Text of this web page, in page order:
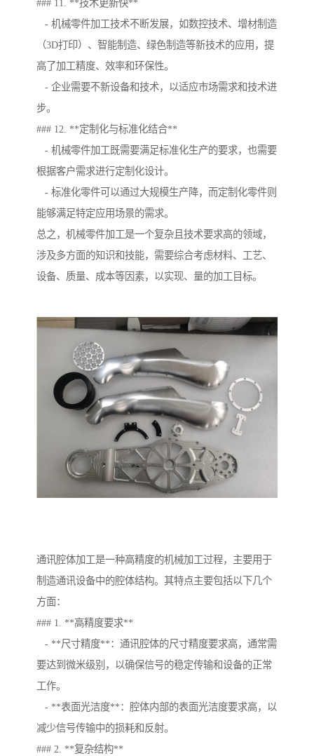
### 11. **技术更新快**
- 机械零件加工技术不断发展，如数控技术、增材制造
（3D打印）、智能制造、绿色制造等新技术的应用，提
高了加工精度、效率和环保性。
- 企业需要不新设备和技术，以适应市场需求和技术进
步。
### 12. **定制化与标准化结合**
- 机械零件加工既需要满足标准化生产的要求，也需要
根据客户需求进行定制化设计。
- 标准化零件可以通过大规模生产降，而定制化零件则
能够满足特定应用场景的需求。
总之，机械零件加工是一个复杂且技术要求高的领域，
涉及多方面的知识和技能，需要综合考虑材料、工艺、
设备、质量、成本等因素，以实现、量的加工目标。
通讯腔体加工是一种高精度的机械加工过程，主要用于
制造通讯设备中的腔体结构。其特点主要包括以下几个
方面：
### 1. **高精度要求**
- **尺寸精度**：通讯腔体的尺寸精度要求高，通常需
要达到微米级别，以确保信号的稳定传输和设备的正常
工作。
- **表面光洁度**：腔体内部的表面光洁度要求高，以
减少信号传输中的损耗和反射。
### 2. **复杂结构**